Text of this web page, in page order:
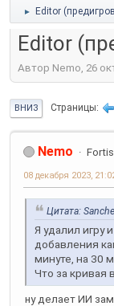
► Editor
Editor
Автор Nemo, 26
ВНИЗ Страницы
Nemo
08 декабря 2023,
Цитата:
Я удалил игру
добавления
минуте, на 30
Что за кривая
ну делает ИИ